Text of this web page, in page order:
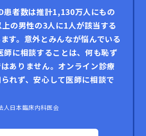
患者数は推計1,130万人にもの
の男性の3人に1人が該当する
す。 意外とみんなが悩んでいる
に相談することは、 何も恥ず
ありません。 オンライン診療
れず、安心して医師に相談で
人日本臨床内科医会